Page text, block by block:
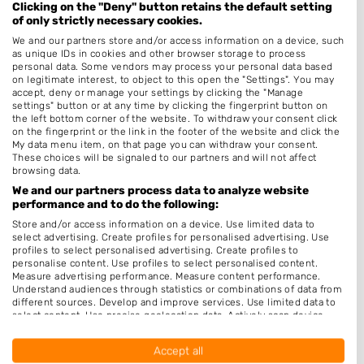
Norg
O
Odoorn
Odoornerveen
Oosterhesselen
Oranje
Orvelte
Oud Annerveen
Oude Willem
P
Papenvoort
Clicking on the "Deny" button retains the default setting
of only strictly necessary cookies.
We and our partners store and/or access information on a device, such
as unique IDs in cookies and other browser storage to process
personal data. Some vendors may process your personal data based
on legitimate interest, to object to this open the "Settings". You may
accept, deny or manage your settings by clicking the "Manage
settings" button or at any time by clicking the fingerprint button on
the left bottom corner of the website. To withdraw your consent click
on the fingerprint or the link in the footer of the website and click the
My data menu item, on that page you can withdraw your consent.
These choices will be signaled to our partners and will not affect
browsing data.
We and our partners process data to analyze website
performance and to do the following:
Store and/or access information on a device. Use limited data to
select advertising. Create profiles for personalised advertising. Use
profiles to select personalised advertising. Create profiles to
personalise content. Use profiles to select personalised content.
Measure advertising performance. Measure content performance.
Understand audiences through statistics or combinations of data from
different sources. Develop and improve services. Use limited data to
select content. Use precise geolocation data. Actively scan device
Data may be shared outside of the European Union and send to the
Accept all